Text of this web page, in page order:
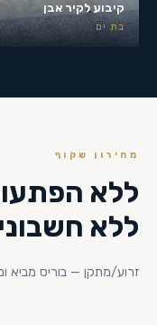
קיבוע לקיר אבן
בת ים
מחירון שקוף
ללא
ללא
זרוע/מתקן — בוריס מביא